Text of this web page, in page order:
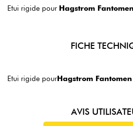
Etui rigide pour Hagstrom Fantomen
FICHE
Etui rigide pourHagstrom Fantomen
AVIS